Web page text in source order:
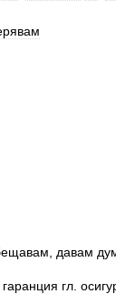
давам
гл.